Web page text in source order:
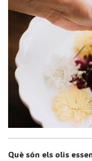
Què són els olis